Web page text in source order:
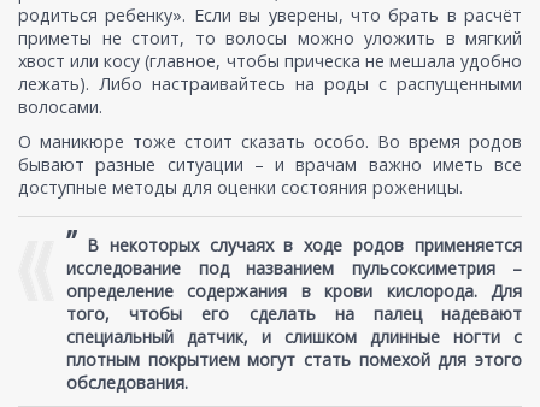
родиться ребенку». Если вы уверены, что брать в расчёт
приметы не стоит, то волосы можно уложить в мягкий
хвост или косу (главное, чтобы прическа не мешала удобно
лежать). Либо настраивайтесь на роды с распущенными
волосами.
О маникюре тоже стоит сказать особо. Во время родов
бывают разные ситуации – и врачам важно иметь все
доступные методы для оценки состояния роженицы.
” В некоторых случаях в ходе родов применяется
исследование под названием пульсоксиметрия –
определение содержания в крови кислорода. Для
того, чтобы его сделать на палец надевают
специальный датчик, и слишком длинные ногти с
плотным покрытием могут стать помехой для этого
обследования.